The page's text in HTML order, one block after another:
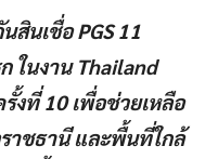
สินเชื่อ PGS 11
ในงาน Thailand
งที่ 10 เพื่อช่วยเหลือ
าชธานี และพื้นที่ใกล้